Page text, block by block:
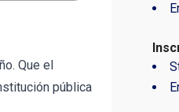
Que el
pública